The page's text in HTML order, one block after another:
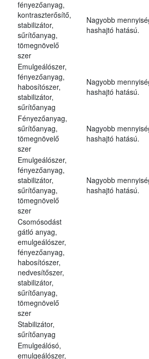
fényezőanyag,
kontraszterősítő,
stabilizátor,
sűrítőanyag,
tömegnövelő
szer
Nagyobb
hashajtó hatású.
Emulgeálószer,
fényezőanyag,
habosítószer,
stabilizátor,
sűrítőanyag
Nagyobb
hashajtó hatású.
Fényezőanyag,
sűrítőanyag,
tömegnövelő
szer
Nagyobb
hashajtó hatású.
Emulgeálószer,
fényezőanyag,
stabilizátor,
sűrítőanyag,
tömegnövelő
szer
Nagyobb
hashajtó hatású.
Csomósodást
gátló anyag,
emulgeálószer,
fényezőanyag,
habosítószer,
nedvesítőszer,
stabilizátor,
sűrítőanyag,
tömegnövelő
szer
Stabilizátor,
sűrítőanyag
Emulgeálósó,
emulgeálószer,